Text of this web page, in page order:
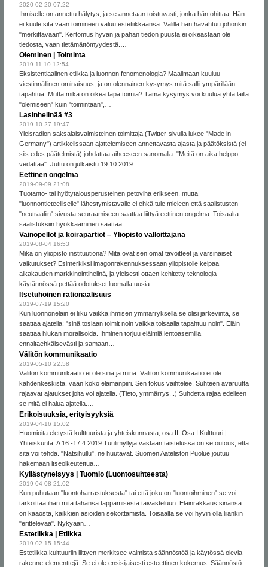
2020-02-20 07:22
Ihmiselle on annettu hälytys, ja se annetaan toistuvasti, jonka hän ohittaa. Hän
ei kuule sitä vaan toimineen valuu estetiikkaansa. Välillä hän havahtuu johonkin
"merkittävään". Kertomus hyvän ja pahan tiedon puusta ei oikeastaan ole
tiedosta, vaan tietämättömyydestä.…
Oleminen | Toiminta
2019-11-10 12:54
Eksistentiaalinen etiikka ja luonnon fenomenologia? Maailmaan kuuluu
viestinnällinen ominaisuus, ja on olennainen kysymys mitä sallii ympärillään
tapahtua. Mutta mikä on oikea tapa toimia? Tämä kysymys voi kuulua yhtä lailla
"olemiseen" kuin "toimintaan",…
Lasinhelinää #3
2019-10-27 19:47
Yleisradion saksalaisvalmisteinen toimittaja (Twitter-sivulla lukee "Made in
Germany") artikkelissaan ajattelemiseen annettavasta ajasta ja päätöksistä (ei
siis edes päätelmistä) johdattaa aiheeseen sanomalla: "Meitä on aika helppo
vedättää". Juttu on julkaistu 19.10.2019…
Eettinen ongelma
2019-09-09 21:08
Tuotanto- tai hyötytalousperusteinen petoviha erikseen, mutta
"luonnontieteelliselle" lähestymistavalle ei ehkä tule mieleen että saalistusten
"neutraaliin" sivusta seuraamiseen saattaa liittyä eettinen ongelma. Toisaalta
saalistuksiin hyökkääminen saattaa…
Vainopellot ja koirapartiot – Yliopisto valloittajana
2019-08-04 16:53
Mikä on yliopisto instituutiona? Mitä ovat sen omat tavoitteet ja varsinaiset
vaikutukset? Esimerkiksi imagonrakennuksessaan yliopistolle kelpaa
aikakauden markkinointihelinä, ja yleisesti ottaen kehitetty teknologia
käytännössä pettää odotukset luomalla uusia…
Itsetuhoinen rationaalisuus
2019-07-19 15:20
Kun luonnoneläin ei liiku vaikka ihmisen ymmärryksellä se olisi järkevintä, se
saattaa ajatella: "sinä tosiaan toimit noin vaikka toisaalla tapahtuu noin". Eläin
saattaa hiukan moralisoida. Ihminen torjuu eläimiä lentoasemilla
ennaltaehkäisevästi ja samaan…
Välitön kommunikaatio
2019-05-10 22:58
Välitön kommunikaatio ei ole sinä ja minä. Välitön kommunikaatio ei ole
kahdenkeskistä, vaan koko elämänpiiri. Sen fokus vaihtelee. Suhteen avaruutta
rajaavat ajatukset joita voi ajatella. (Tieto, ymmärrys...) Suhdetta rajaa edelleen
se mitä ei halua ajatella.…
Erikoisuuksia, erityisyyksiä
2019-04-16 15:02
Huomioita eletystä kulttuurista ja yhteiskunnasta, osa II. Osa I Kulttuuri |
Yhteiskunta. A 16.-17.4.2019 Tuulimyllyjä vastaan taistelussa on se outous, että
sitä voi tehdä. "Natsihullu", ne huutavat. Suomen Aateliston Puolue joutuu
hakemaan itseoikeutettua…
Kyllästyneisyys | Tuomio (Luontosuhteesta)
2019-04-08 21:02
Kun puhutaan "luontoharrastuksesta" tai että joku on "luontoihminen" se voi
tarkoittaa ihan mitä tahansa tappamisesta taivasteluun. Eläinrakkaus sinänsä
on kaaosta, kaikkien asioiden sekoittamista. Toisaalta se voi hyvin olla liiankin
"erittelevää". Nykyään…
Estetiikka | Etiikka
2019-02-15 15:44
Estetiikka kulttuuriin liittyen merkitsee valmista säännöstöä ja käytössä olevia
rakenne-elementtejä. Se ei ole ensisijaisesti esteettinen kokemus. Säännöstö